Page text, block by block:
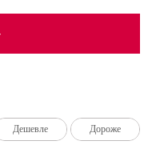
Дешевле
Дешевле
Дешевле Дороже
Дороже
Дороже